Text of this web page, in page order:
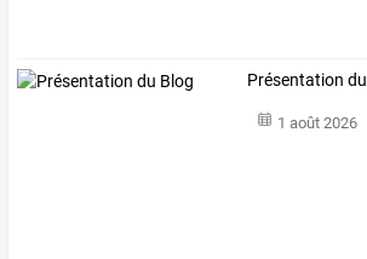
Présentation
1 août 2026